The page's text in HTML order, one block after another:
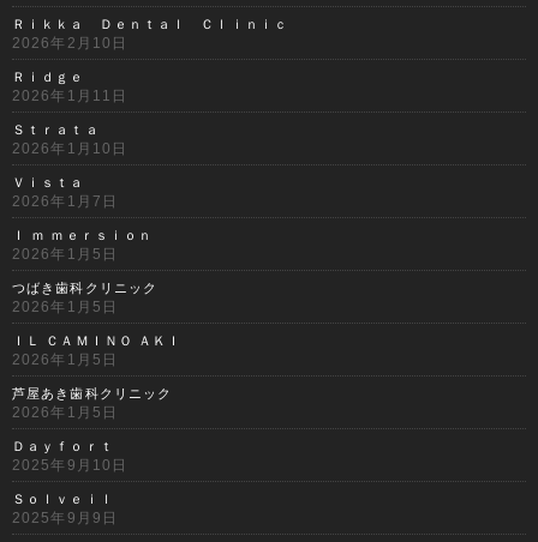
Ｒｉｋｋａ Ｄｅｎｔａｌ Ｃｌｉｎｉｃ
2026年2月10日
Ｒｉｄｇｅ
2026年1月11日
Ｓｔｒａｔａ
2026年1月10日
Ｖｉｓｔａ
2026年1月7日
Ｉ ｍ ｍｅｒｓｉｏｎ
2026年1月5日
つばき歯科クリニック
2026年1月5日
ＩＬ ＣＡＭＩＮＯ ＡＫＩ
2026年1月5日
芦屋あき歯科クリニック
2026年1月5日
Ｄａｙｆｏｒｔ
2025年9月10日
Ｓｏｌｖｅｉｌ
2025年9月9日